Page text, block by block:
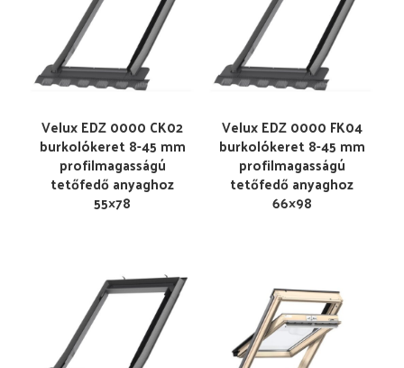
Velux EDZ 0000 CK02
burkolókeret 8-45 mm
profilmagasságú
tetőfedő anyaghoz
55×78
Velux EDZ 0000 FK04
burkolókeret 8-45 mm
profilmagasságú
tetőfedő anyaghoz
66×98